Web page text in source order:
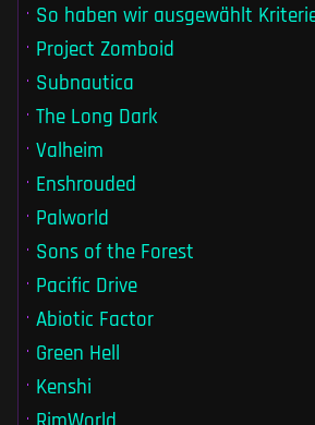
So haben wir ausgewählt
Project Zomboid
Subnautica
The Long Dark
Valheim
Enshrouded
Palworld
Sons of the Forest
Pacific Drive
Abiotic Factor
Green Hell
Kenshi